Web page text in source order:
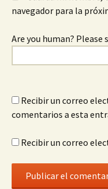
navegador para la
Are you human? Please
Recibir un correo
comentarios a esta
Recibir un correo